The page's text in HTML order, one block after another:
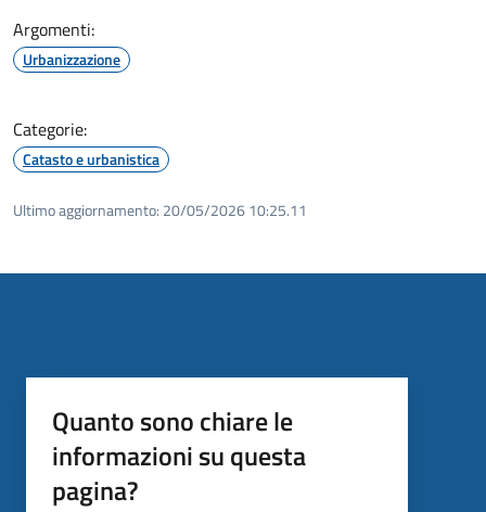
Argomenti:
Urbanizzazione
Categorie:
Catasto e urbanistica
Ultimo aggiornamento: 20/05/2026 10:25.11
Quanto sono chiare le
informazioni su questa
pagina?